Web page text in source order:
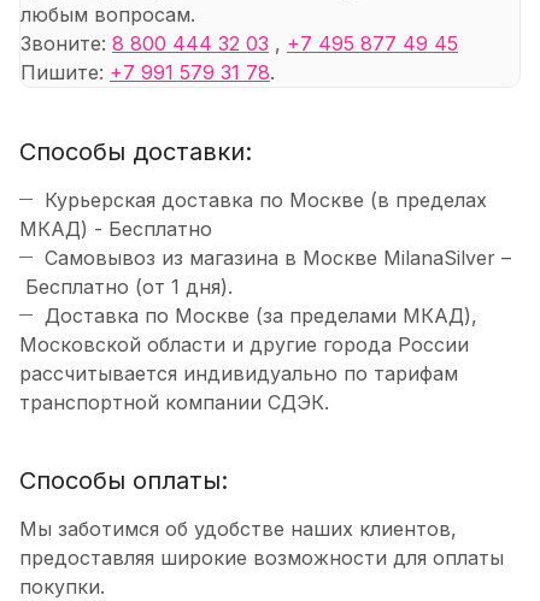
любым вопросам.
Звоните: 8 800 444 32 03 , +7 495 877 49 45
Пишите: +7 991 579 31 78.
Способы доставки:
Курьерская доставка по Москве (в пределах
МКАД) - Бесплатно
Самовывоз из магазина в Москве MilanaSilver –
Бесплатно (от 1 дня).
Доставка по Москве (за пределами МКАД),
Московской области и другие города России
рассчитывается индивидуально по тарифам
транспортной компании СДЭК.
Способы оплаты:
Мы заботимся об удобстве наших клиентов,
предоставляя широкие возможности для оплаты
покупки.